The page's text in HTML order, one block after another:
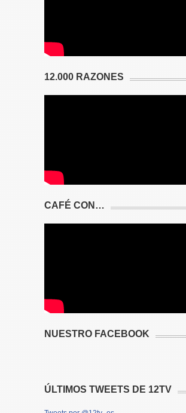
12.000 RAZONES
CAFÉ CON…
NUESTRO FACEBOOK
ÚLTIMOS TWEETS DE 12TV